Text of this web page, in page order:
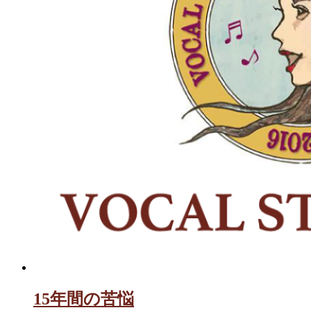
15年間の苦悩